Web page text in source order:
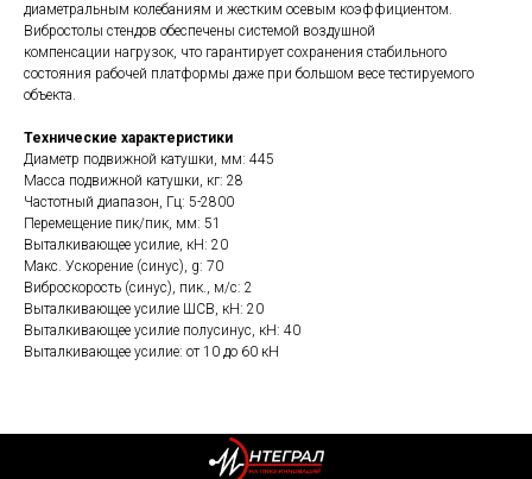
диаметральным колебаниям и жестким осевым коэффициентом.
Вибростолы стендов обеспечены системой воздушной
компенсации нагрузок, что гарантирует сохранения стабильного
состояния рабочей платформы даже при большом весе тестируемого
объекта.
Технические характеристики
Диаметр подвижной катушки, мм: 445
Масса подвижной катушки, кг: 28
Частотный диапазон, Гц: 5-2800
Перемещение пик/пик, мм: 51
Выталкивающее усилие, кН: 20
Макс. Ускорение (синус), g: 70
Виброскорость (синус), пик., м/с: 2
Выталкивающее усилие ШСВ, кН: 20
Выталкивающее усилие полусинус, кН: 40
Выталкивающее усилие: от 10 до 60 кН